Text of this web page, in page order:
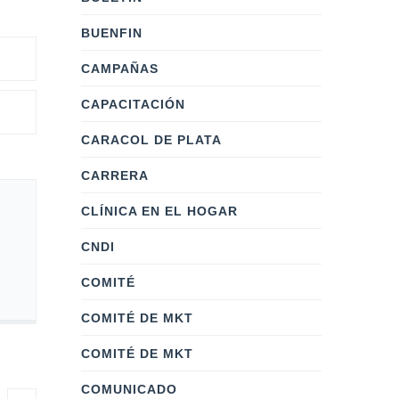
BUENFIN
CAMPAÑAS
CAPACITACIÓN
CARACOL DE PLATA
CARRERA
CLÍNICA EN EL HOGAR
CNDI
COMITÉ
COMITÉ DE MKT
COMITÉ DE MKT
COMUNICADO